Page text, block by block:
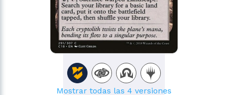
Mostrar todas las 4 versiones